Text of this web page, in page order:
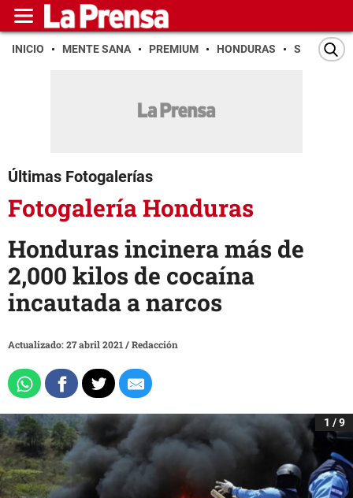
INICIO MENTE SANA PREMIUM HONDURAS SAN PEDRO
Últimas Fotogalerías
Fotogalería Honduras
Honduras incinera más de
2,000 kilos de cocaína
incautada a narcos
Actualizado: 27 abril 2021 /Redacción
1 / 9